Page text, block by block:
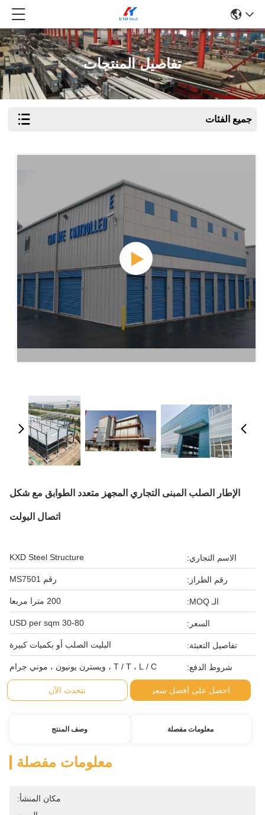
تفاصيل المنتجات
جميع الفئات
الإطار الصلب المبنى التجاري المجهز متعدد الطوابق مع شكل
اتصال البولت
الاسم التجاري: KXD Steel Structure
رقم الطراز: رقم MS7501
الـ MOQ: 200 مترا مربعا
السعر: 30-80 USD per sqm
تفاصيل التعبئة: البليت الصلب أو بكميات كبيرة
شروط الدفع: T / T ، L / C ، ويسترن يونيون ، موني جرام
احصل على أفضل سعر نتحدث الآن
معلومات مفصلة وصف المنتج
معلومات مفصلة
مكان المنشأ: